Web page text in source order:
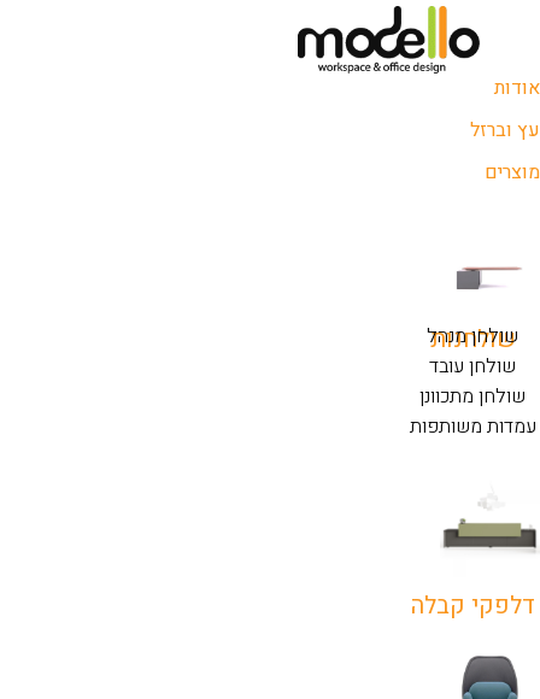
אודות
עץ וברזל
מוצרים
שולחנות
שולחן מנהל
שולחן עובד
שולחן מתכוונן
עמדות משותפות
דלפקי קבלה